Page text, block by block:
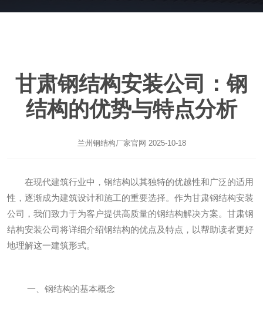
甘肃钢结构安装公司：钢
结构的优势与特点分析
兰州钢结构厂家官网 2025-10-18
在现代建筑行业中，钢结构以其独特的优越性和广泛的适用
性，逐渐成为建筑设计和施工的重要选择。作为甘肃钢结构安装
公司，我们致力于为客户提供高质量的钢结构解决方案。甘肃钢
结构安装公司将详细介绍钢结构的优点及特点，以帮助读者更好
地理解这一建筑形式。
一、钢结构的基本概念